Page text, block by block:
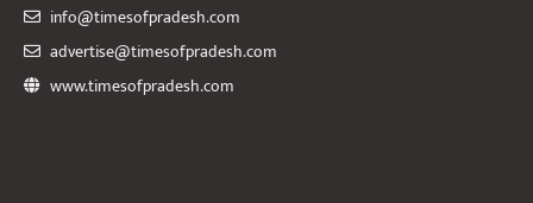
info@timesofpradesh.com
advertise@timesofpradesh.com
www.timesofpradesh.com